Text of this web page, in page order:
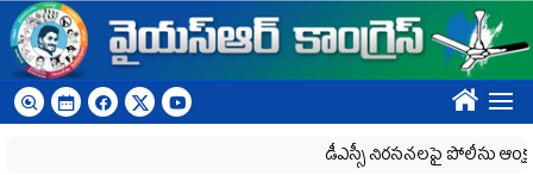
Skip to main content
????
డీఎస్సీ నిరసనలపై పోలీసు ఆంక్షలు